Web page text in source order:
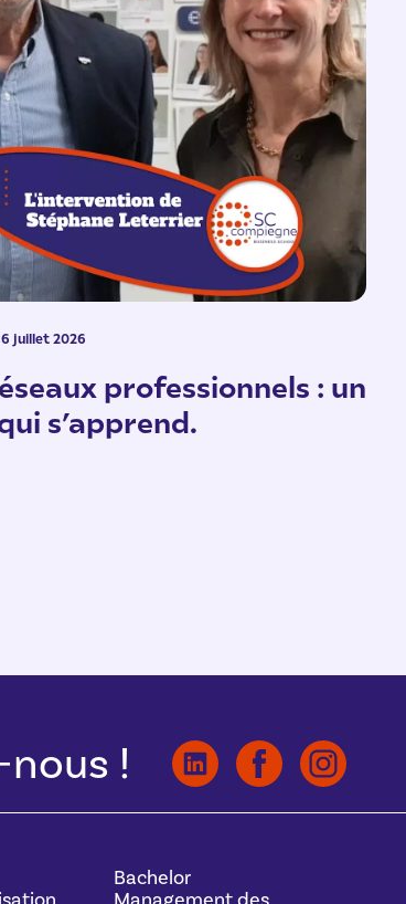
juillet 2026
professionnels : un
s’apprend.
nous !
Bachelor